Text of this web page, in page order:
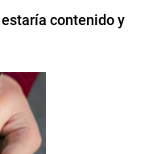
contenido y